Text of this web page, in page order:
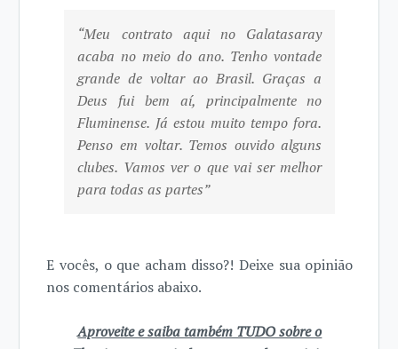
“Meu contrato aqui no Galatasaray
acaba no meio do ano. Tenho vontade
grande de voltar ao Brasil. Graças a
Deus fui bem aí, principalmente no
Fluminense. Já estou muito tempo fora.
Penso em voltar. Temos ouvido alguns
clubes. Vamos ver o que vai ser melhor
para todas as partes”
E vocês, o que acham disso?! Deixe sua opinião
nos comentários abaixo.
Aproveite e saiba também TUDO sobre o